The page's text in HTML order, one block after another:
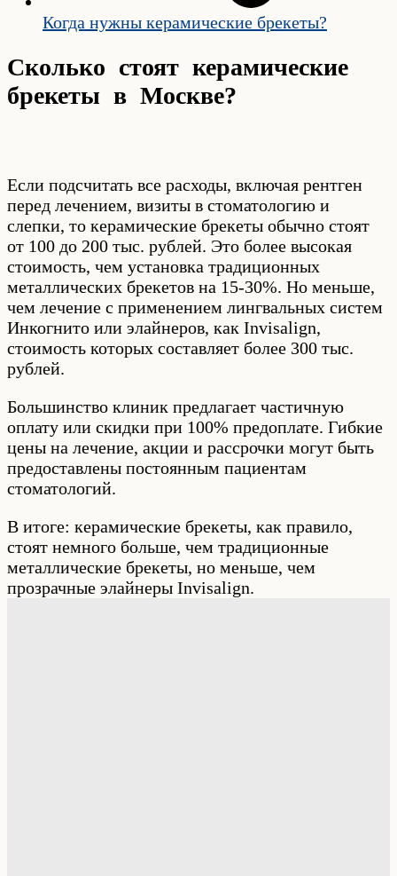
Когда нужны керамические брекеты?
Сколько стоят керамические
брекеты в Москве?
Если подсчитать все расходы, включая рентген
перед лечением, визиты в стоматологию и
слепки, то керамические брекеты обычно стоят
от 100 до 200 тыс. рублей. Это более высокая
стоимость, чем установка традиционных
металлических брекетов на 15-30%. Но меньше,
чем лечение с применением лингвальных систем
Инкогнито или элайнеров, как Invisalign,
стоимость которых составляет более 300 тыс.
рублей.
Большинство клиник предлагает частичную
оплату или скидки при 100% предоплате. Гибкие
цены на лечение, акции и рассрочки могут быть
предоставлены постоянным пациентам
стоматологий.
В итоге: керамические брекеты, как правило,
стоят немного больше, чем традиционные
металлические брекеты, но меньше, чем
прозрачные элайнеры Invisalign.